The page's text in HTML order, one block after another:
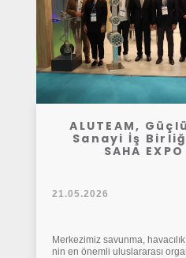
ALUTEAM,
Sanayi İş
SAHA
21.05.2026
Merkezimiz savunma,
nin en önemli uluslararası